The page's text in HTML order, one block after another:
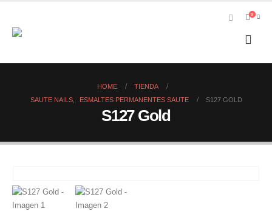
0
HOME
TIENDA
SAUTE NAILS, ESMALTES PERMANENTES SAUTE S127 GOLD
S127 Gold